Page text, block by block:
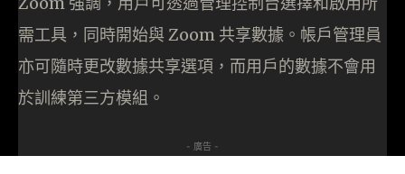
需工具，同時開始與 Zoom 共享數據。帳戶管理員
亦可隨時更改數據共享選項，而用戶的數據不會用
於訓練第三方模組。
- 廣告 -